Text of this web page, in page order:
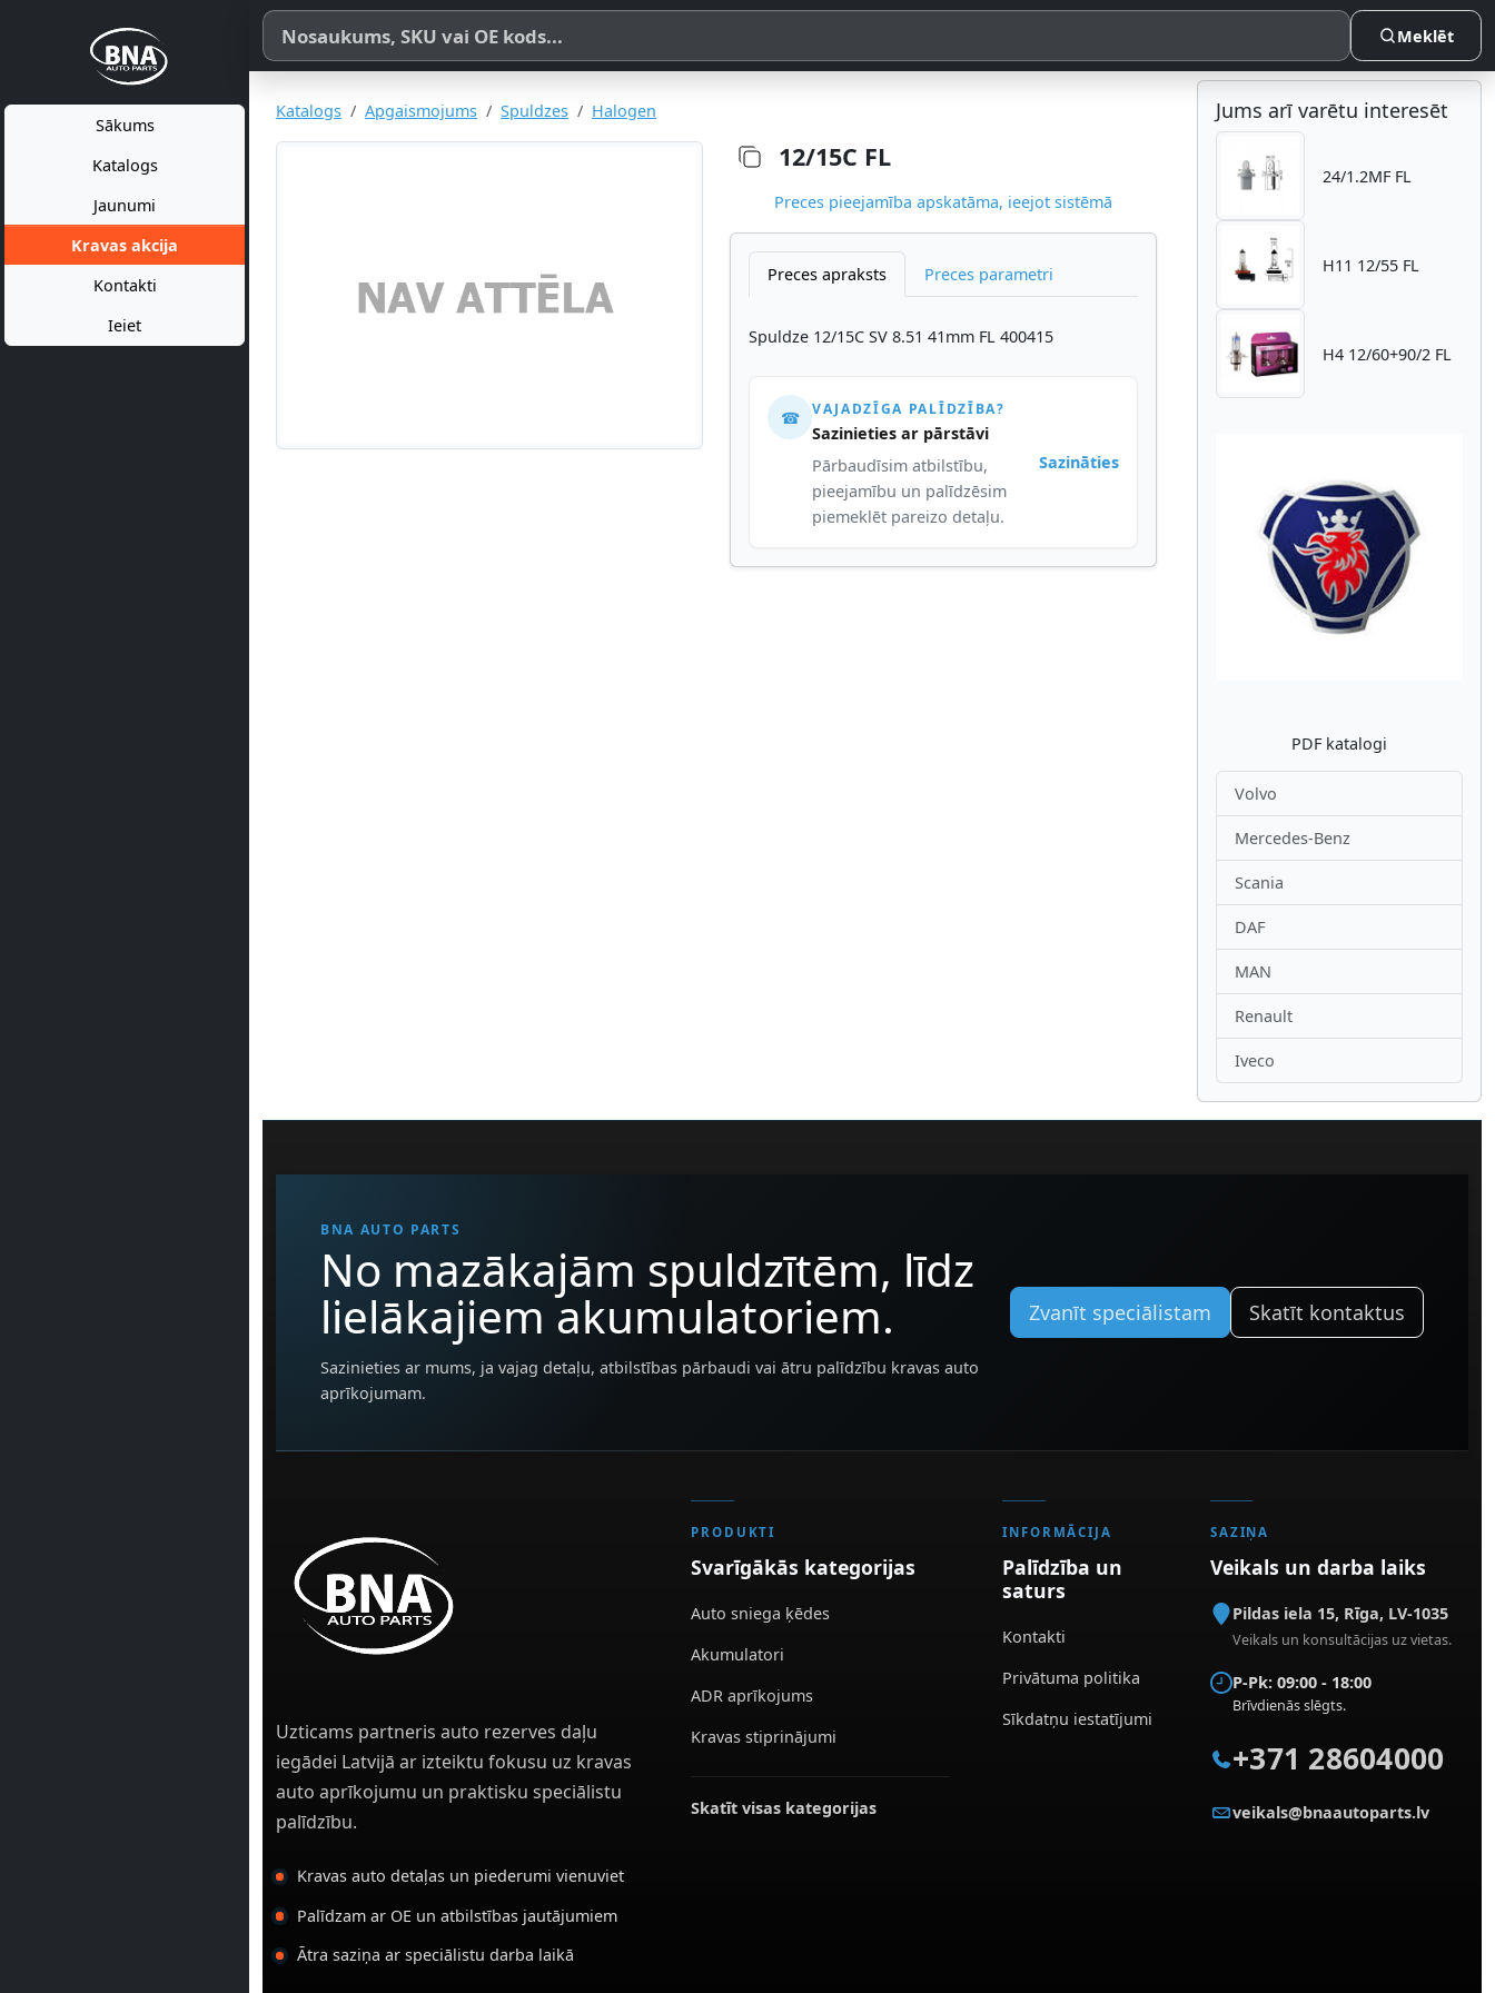
Sākums
Katalogs
Jaunumi
Kravas akcija
Kontakti
Ieiet
Meklēt pēc produkta nosaukuma, SKU vai OE koda
Meklēt
Katalogs Apgaismojums Spuldzes Halogen
12/15C FL
Preces pieejamība apskatāma, ieejot sistēmā
Preces apraksts Preces parametri
Spuldze 12/15C SV 8.51 41mm FL 400415
☎ VAJADZĪGA PALĪDZĪBA?
Sazinieties ar pārstāvi
Pārbaudīsim atbilstību,
pieejamību un palīdzēsim
piemeklēt pareizo detaļu.
Sazināties
Jums arī varētu interesēt
24/1.2MF FL
H11 12/55 FL
H4 12/60+90/2 FL
Atpakaļ
PDF katalogi
Volvo
Mercedes-Benz
Scania
DAF
MAN
Renault
Iveco
BNA AUTO PARTS
No mazākajām spuldzītēm, līdz
lielākajiem akumulatoriem.
Sazinieties ar mums, ja vajag detaļu, atbilstības pārbaudi vai ātru palīdzību kravas auto
aprīkojumam.
Zvanīt speciālistam Skatīt kontaktus
Uzticams partneris auto rezerves daļu
iegādei Latvijā ar izteiktu fokusu uz kravas
auto aprīkojumu un praktisku speciālistu
palīdzību.
Kravas auto detaļas un piederumi vienuviet
Palīdzam ar OE un atbilstības jautājumiem
Ātra saziņa ar speciālistu darba laikā
PRODUKTI
Svarīgākās kategorijas
Auto sniega ķēdes
Akumulatori
ADR aprīkojums
Kravas stiprinājumi
Skatīt visas kategorijas
INFORMĀCIJA
Palīdzība un
saturs
Kontakti
Privātuma politika
Sīkdatņu iestatījumi
SAZIŅA
Veikals un darba laiks
Pildas iela 15, Rīga, LV-1035
Veikals un konsultācijas uz vietas.
P-Pk: 09:00 - 18:00
Brīvdienās slēgts.
+371 28604000
veikals@bnaautoparts.lv